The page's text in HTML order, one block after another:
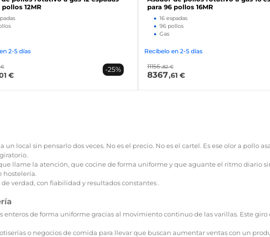
pollos 12MR
2-5 días
€
€
-25%
para 96 pollos 16MR
16 espadas
96 pollos
Gas
Recíbelo en 2-5 días
11156 ,82 €
8367,61 €
local sin pensarlo dos veces. No es el precio. No es el cartel. Es ese olor a pollo
llame la atención, que cocine de forma uniforme y que aguante el ritmo diario
hostelería.
verdad, con fiabilidad y resultados constantes .
de forma uniforme gracias al movimiento continuo de las varillas. Este
o negocios de comida para llevar que buscan aumentar ventas con un